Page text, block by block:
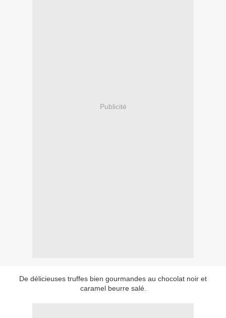
Publicité
De délicieuses truffes bien gourmandes au chocolat noir et
caramel beurre salé.